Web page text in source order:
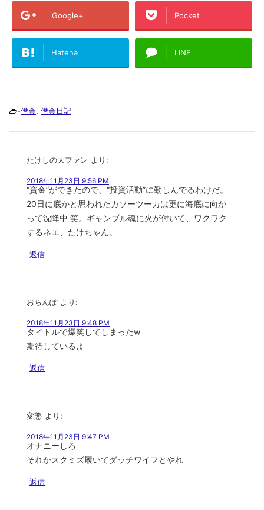
Google+ Pocket
Hatena LINE
-借金, 借金日記
たけしの大ファン より:
2018年11月23日 9:56 PM
“資金”ができたので、“投資活動”に勤しんでるわけだ。
20日に底かと思われたカソーツーカは更に海底に向か
って沈降中 笑。ギャンブル魂に火が付いて、ワクワク
するネエ、たけちゃん。
返信
おちんぽ より:
2018年11月23日 9:48 PM
タイトルで爆笑してしまったw
期待しているよ
返信
変態 より:
2018年11月23日 9:47 PM
オナニーしろ
それかスクミズ履いてダッチワイフとやれ
返信